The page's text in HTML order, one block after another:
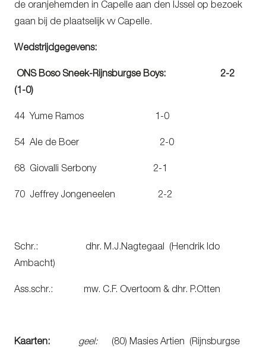
de oranjehemden in Capelle aan den IJssel op bezoek
gaan bij de plaatselijk vv Capelle.
Wedstrijdgegevens:
ONS Boso Sneek-Rijnsburgse Boys: 2-2
(1-0)
44 Yume Ramos 1-0
54 Ale de Boer 2-0
68 Giovalli Serbony 2-1
70 Jeffrey Jongeneelen 2-2
Schr.: dhr. M.J.Nagtegaal (Hendrik Ido
Ambacht)
Ass.schr.: mw. C.F. Overtoom & dhr. P.Otten
Kaarten: geel: (80) Masies Artien (Rijnsburgse